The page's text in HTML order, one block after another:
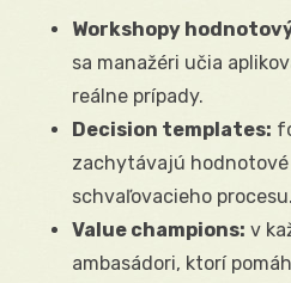
Workshopy
sa manažéri učia
reálne prípady.
Decision templates:
zachytávajú
schvaľovacieho procesu.
Value champions: v
ambasádori, ktorí